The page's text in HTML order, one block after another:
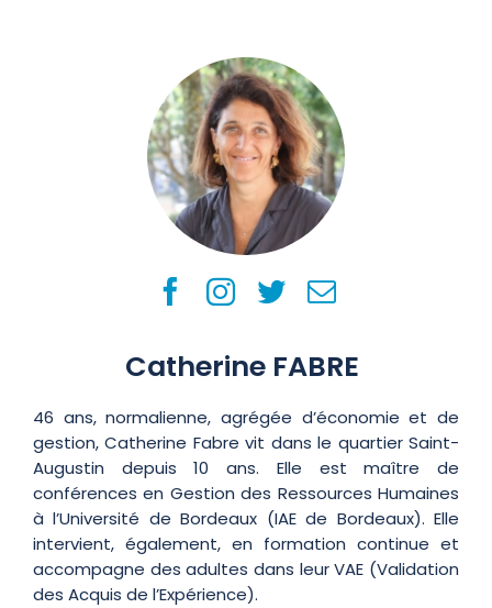
Catherine FABRE
46 ans, normalienne, agrégée d’économie et de
gestion, Catherine Fabre vit dans le quartier Saint-
Augustin depuis 10 ans. Elle est maître de
conférences en Gestion des Ressources Humaines
à l’Université de Bordeaux (IAE de Bordeaux). Elle
intervient, également, en formation continue et
accompagne des adultes dans leur VAE (Validation
des Acquis de l’Expérience).